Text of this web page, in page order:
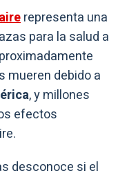
representa una
para la salud a
mueren debido a
, y millones
efectos
desconoce si el